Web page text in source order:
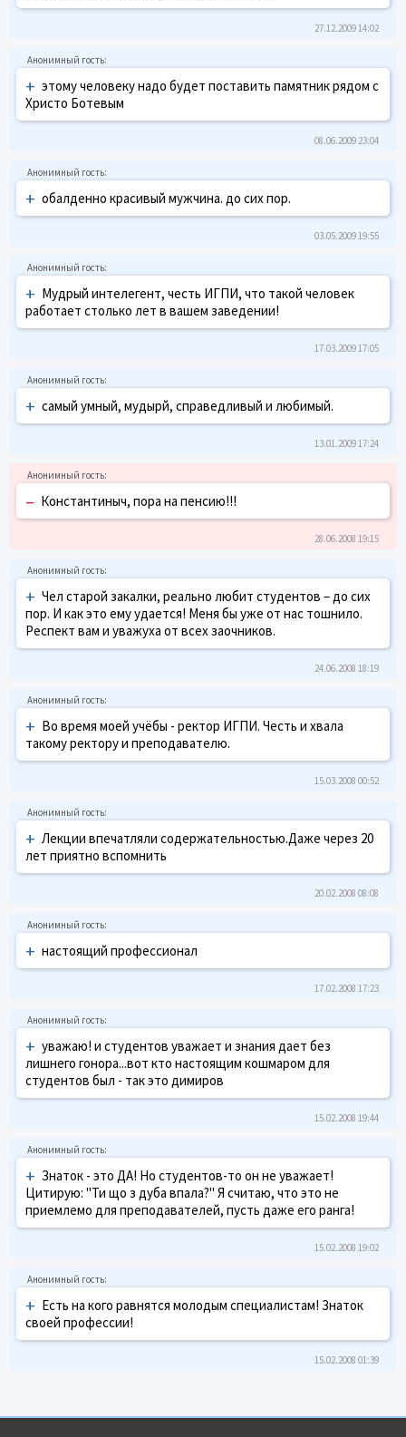
27.12.2009 14:02
+ этому человеку надо будет поставить памятник рядом с
Христо Ботевым
08.06.2009 23:04
+ обалденно красивый мужчина. до сих пор.
03.05.2009 19:55
+ Мудрый интелегент, честь ИГПИ, что такой человек
работает столько лет в вашем заведении!
17.03.2009 17:05
+ самый умный, мудырй, справедливый и любимый.
13.01.2009 17:24
– Константиныч, пора на пенсию!!!
28.06.2008 19:15
+ Чел старой закалки, реально любит студентов – до сих
пор. И как это ему удается! Меня бы уже от нас тошнило.
Респект вам и уважуха от всех заочников.
24.06.2008 18:19
+ Во время моей учёбы - ректор ИГПИ. Честь и хвала
такому ректору и преподавателю.
15.03.2008 00:52
+ Лекции впечатляли содержательностью.Даже через 20
лет приятно вспомнить
20.02.2008 08:08
+ настоящий профессионал
17.02.2008 17:23
+ уважаю! и студентов уважает и знания дает без
лишнего гонора...вот кто настоящим кошмаром для
студентов был - так это димиров
15.02.2008 19:44
+ Знаток - это ДА! Но студентов-то он не уважает!
Цитирую: "Ти що з дуба впала?" Я считаю, что это не
приемлемо для преподавателей, пусть даже его ранга!
15.02.2008 19:02
+ Есть на кого равнятся молодым специалистам! Знаток
своей профессии!
15.02.2008 01:39